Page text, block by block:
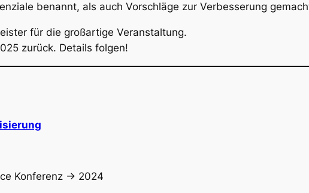
benannt, als auch Vorschläge zur Verbesserung
für die großartige Veranstaltung.
zurück. Details folgen!
Konferenz -> 2024